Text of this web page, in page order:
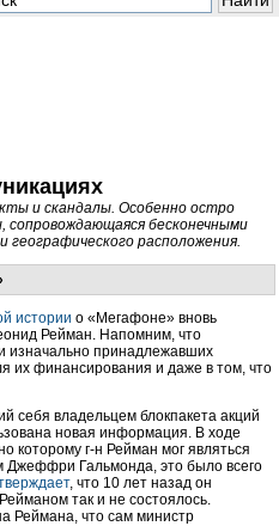
и скандалы. Особенно остро
сопровождающаяся бесконечными
географического расположения.
истории о «Мегафоне» вновь
Рейман. Напомним, что
изначально принадлежавших
их финансирования и даже в том, что
себя владельцем блокпакета акций
новая информация. В ходе
которому г-н Рейман мог являться
Джеффри Гальмонда, это было всего
, что 10 лет назад он
так и не состоялось.
Реймана, что сам министр